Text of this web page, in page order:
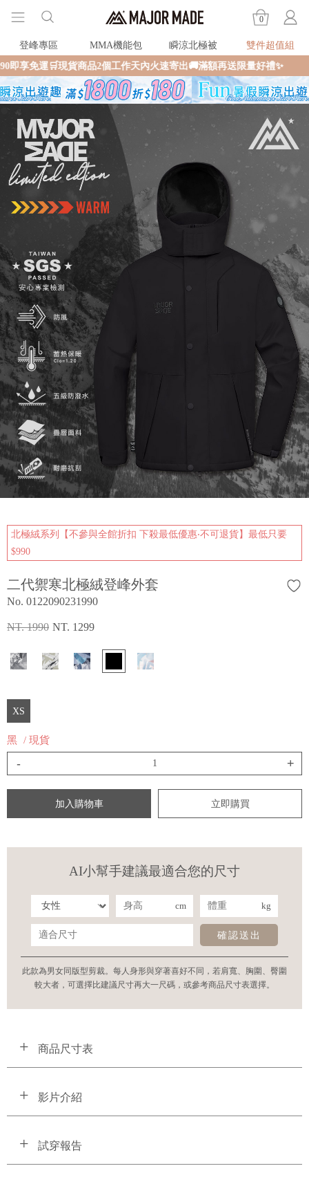
0
登峰專區 MMA機能包 瞬涼北極被
雙件超值組
2個工作天內火速寄出🚚滿額再送限量好禮✨
北極絨系列【不參與全館折扣 下殺最低優惠‧不可退貨】最低只要
$990
二代禦寒北極絨登峰外套
No. 0122090231990
NT. 1990 NT. 1299
XS
黑 / 現貨
- +
加入購物車 立即購買
AI小幫手建議最適合您的尺寸
cm kg
確認送出
此款為男女同版型剪裁。每人身形與穿著喜好不同，若肩寬、胸圍、臀圍
較大者，可選擇比建議尺寸再大一尺碼，或參考商品尺寸表選擇。
商品尺寸表
影片介紹
試穿報告